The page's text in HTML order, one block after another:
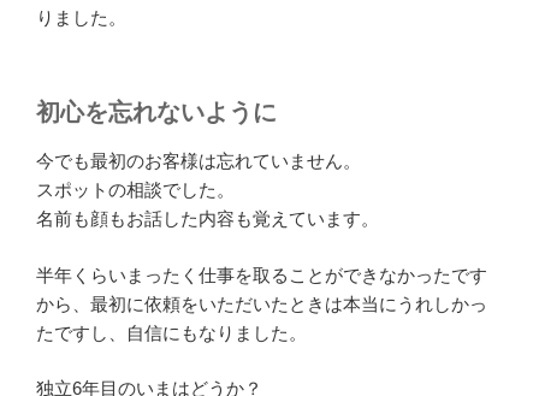
りました。
初心を忘れないように
今でも最初のお客様は忘れていません。
スポットの相談でした。
名前も顔もお話した内容も覚えています。
半年くらいまったく仕事を取ることができなかったです
から、最初に依頼をいただいたときは本当にうれしかっ
たですし、自信にもなりました。
独立6年目のいまはどうか？